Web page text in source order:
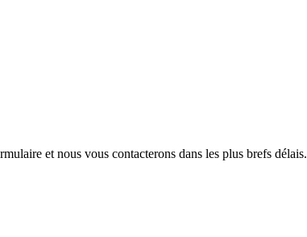
et nous vous contacterons dans les plus brefs délais.